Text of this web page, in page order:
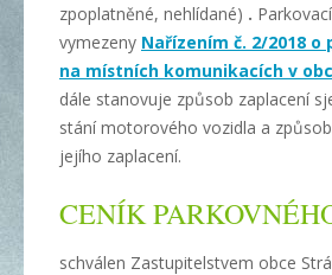
zpoplatněné, nehlídané) .
vymezeny Nařízením č. 2/2018
na místních komunikacích v
dále stanovuje způsob zaplacení
stání motorového vozidla a
jejího zaplacení.
CENÍK
schválen Zastupitelstvem obce